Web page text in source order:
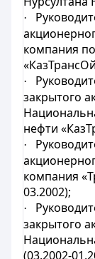
·
компания
·
закрытого
нефти
·
компания
03.2002);
·
закрытого
(03.2002-